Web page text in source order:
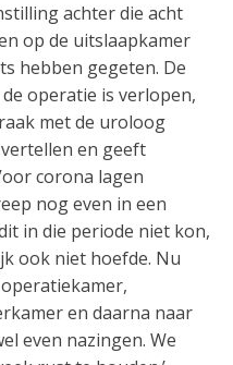
achter die acht
op de uitslaapkamer
hebben gegeten. De
operatie is verlopen,
met de uroloog
en geeft
corona lagen
nog even in een
in die periode niet kon,
ook niet hoefde. Nu
en daarna naar
even nazingen. We